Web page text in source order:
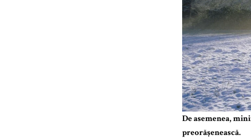
De asemenea,
preorășenească.